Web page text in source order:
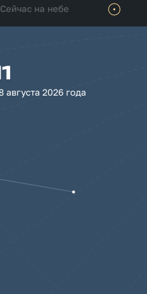
Сейчас на небе